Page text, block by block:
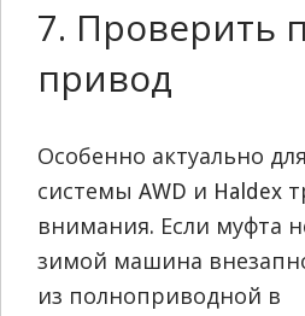
7. Проверить
привод
Особенно актуально
системы AWD и Haldex
внимания. Если муфта
зимой машина
из полноприводной в